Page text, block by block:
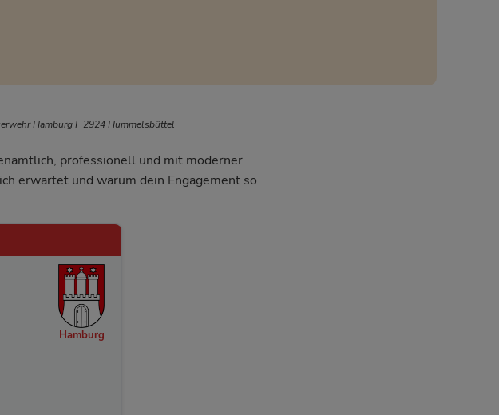
Hamburg F 2924 Hummelsbüttel
professionell und mit moderner
erwartet und warum dein Engagement so
Hamburg